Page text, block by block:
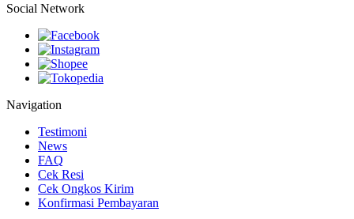
Social Network
Navigation
Testimoni
News
FAQ
Cek Resi
Cek Ongkos Kirim
Konfirmasi Pembayaran